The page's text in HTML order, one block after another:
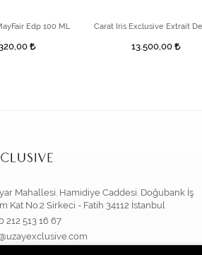
Edp 100 ML
13.500,00
Mahallesi. Hamidiye Caddesi. Doğubank İş
Kat No:2 Sirkeci - Fatih 34112 İstanbul
212 513 16 67